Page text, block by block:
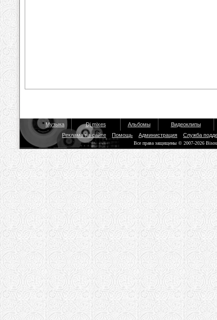
Музыка Dj mixes Альбомы
Видеоклипы
Реклама на сайте
Помощь Администрация Служба
Все права защищены © 2007-2026